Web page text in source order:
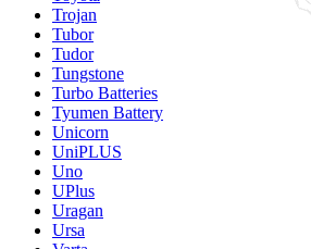
Trojan
Tubor
Tudor
Tungstone
Turbo Batteries
Tyumen Battery
Unicorn
UniPLUS
Uno
UPlus
Uragan
Ursa